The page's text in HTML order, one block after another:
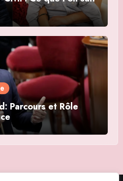
Parcours et Rôle